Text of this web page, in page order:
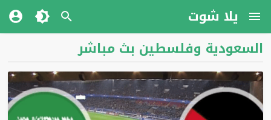
يلا شوت
السعودية وفلسطين بث مباشر